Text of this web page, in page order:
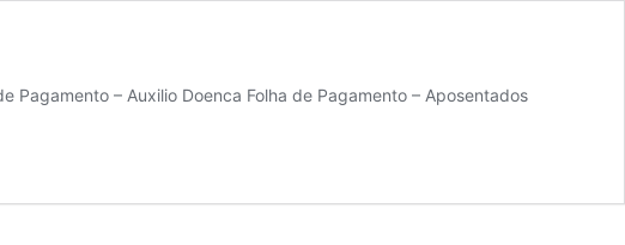
Pagamento – Auxilio Doenca Folha de Pagamento – Aposentados